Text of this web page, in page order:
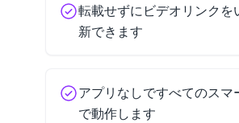
転載せずにビデオリンクを
新できます
アプリなしですべてのスマ
で動作します